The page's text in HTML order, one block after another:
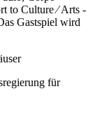
to Culture ∕ Arts -
Gastspiel wird